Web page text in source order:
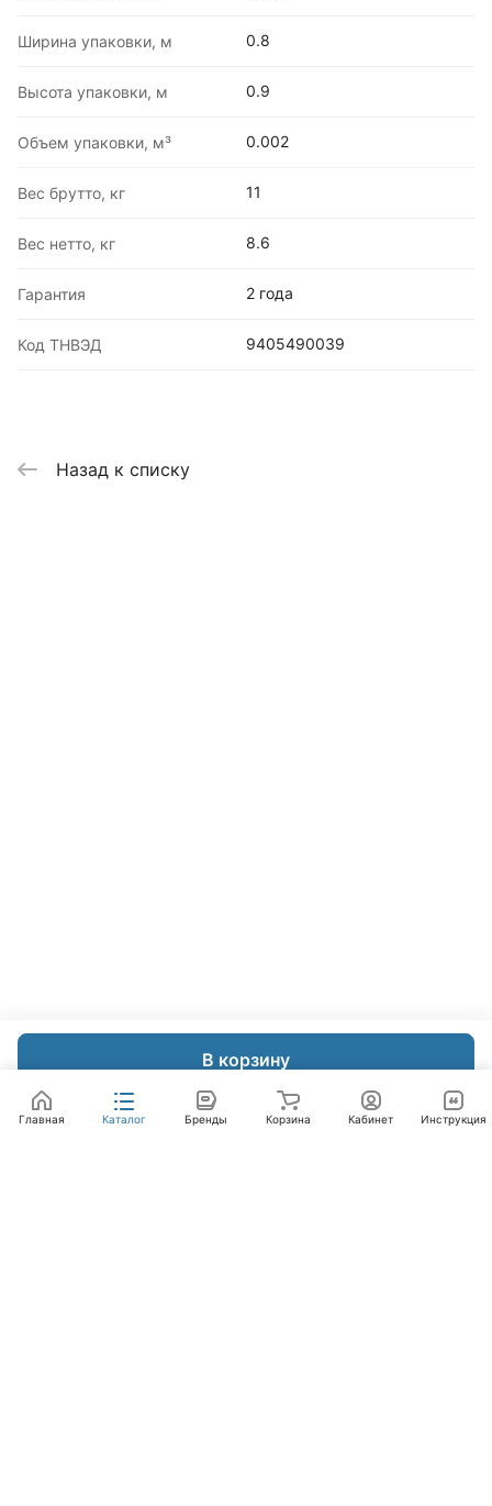
В корзину
Ширина упаковки, м 0.8
Высота упаковки, м 0.9
Объем упаковки, м³ 0.002
Вес брутто, кг 11
Вес нетто, кг 8.6
Гарантия 2 года
Код ТНВЭД 9405490039
Назад к списку
Главная Каталог Бренды Корзина Кабинет Инструкция